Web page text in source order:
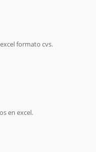
formato cvs.
en excel.